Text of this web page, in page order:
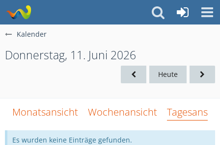
Kalender
Donnerstag, 11. Juni 2026
Heute
Monatsansicht Wochenansicht
Es wurden keine Einträge gefunden.